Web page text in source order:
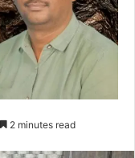
2 minutes read